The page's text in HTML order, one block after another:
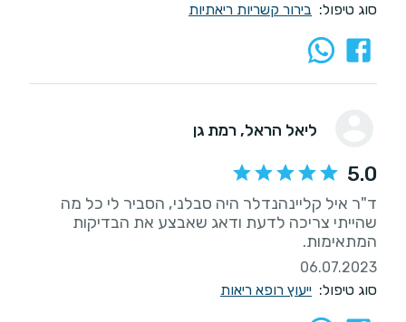
סוג טיפול: בירור קשריות ריאתיות
ליאל הראל, רמת גן
5.0
ד"ר איל קליינהנדלר היה סבלני, הסביר לי כל מה
שהייתי צריכה לדעת ודאג שאבצע את הבדיקות
המתאימות.
06.07.2023
סוג טיפול: ייעוץ רופא ריאות